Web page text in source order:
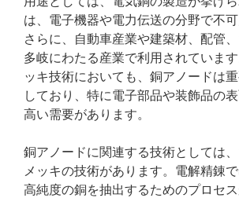
は、電子機器や電力伝送の分野で不可
さらに、自動車産業や建築材、配管、
多岐にわたる産業で利用されていま
ッキ技術においても、銅アノードは
しており、特に電子部品や装飾品の
高い需要があります。
銅アノードに関連する技術としては
メッキの技術があります。電解精錬
高純度の銅を抽出するためのプロセ